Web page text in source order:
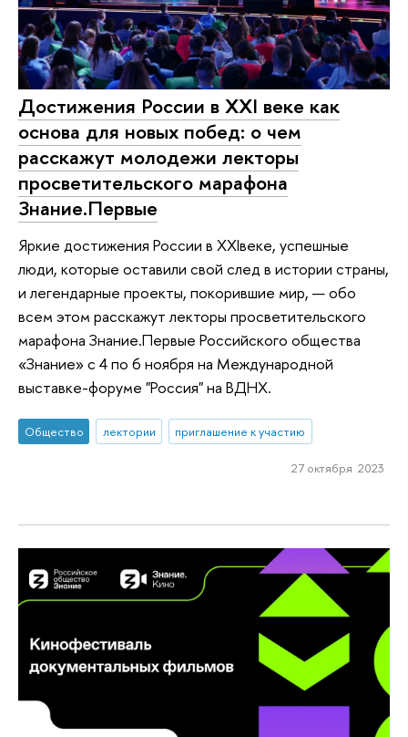
Достижения России в XXI веке как
основа для новых побед: о чем
расскажут молодежи лекторы
просветительского марафона
Знание.Первые
Яркие достижения России в XXIвеке, успешные
люди, которые оставили свой след в истории страны,
и легендарные проекты, покорившие мир, — обо
всем этом расскажут лекторы просветительского
марафона Знание.Первые Российского общества
«Знание» с 4 по 6 ноября на Международной
выставке-форуме "Россия" на ВДНХ.
Общество лектории приглашение к участию
27 октября 2023